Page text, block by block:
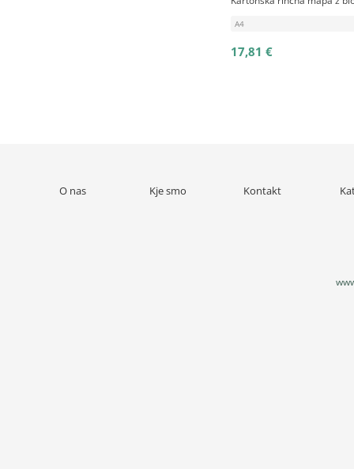
A4
17,81 €
O nas Kje smo Kontakt